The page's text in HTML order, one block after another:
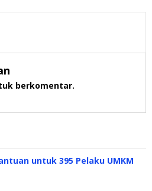
berkomentar.
untuk 395 Pelaku UMKM